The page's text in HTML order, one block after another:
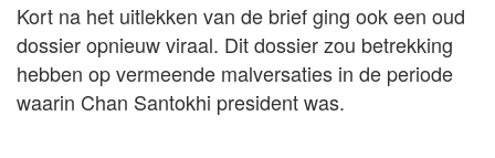
Kort na het uitlekken van de brief ging ook een oud
dossier opnieuw viraal. Dit dossier zou betrekking
hebben op vermeende malversaties in de periode
waarin Chan Santokhi president was.